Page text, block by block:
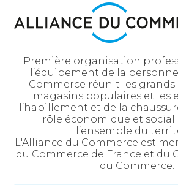
Première organisation
l’équipement de la
Commerce réunit les grands
magasins populaires et les
l’habillement et de la
rôle économique et social
l’ensemble du
L'Alliance du Commerce est
du Commerce de France et du
du Commerce.